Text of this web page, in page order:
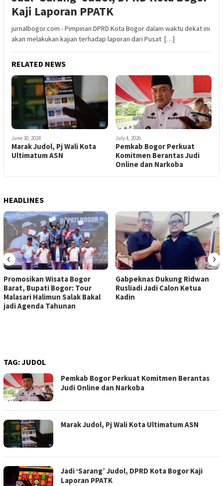
Kaji Laporan PPATK
jurnalbogor.com - Pimpinan DPRD Kota Bogor dalam waktu dekat ini
akan melakukan kajian terhadap laporan dari Pusat […]
RELATED NEWS
June 30, 2024
Marak Judol, Pj Wali Kota
Ultimatum ASN
July 4, 2026
Pemkab Bogor Perkuat
Komitmen Berantas Judi
Online dan Narkoba
HEADLINES
Promosikan Wisata Bogor
Barat, Bupati Bogor: Tour
Malasari Halimun Salak Bakal
jadi Agenda Tahunan
Gabpeknas Dukung Ridwan
Rusliadi Jadi Calon Ketua
Kadin
‹ ›
TAG:JUDOL
Pemkab Bogor Perkuat Komitmen Berantas
Judi Online dan Narkoba
Marak Judol, Pj Wali Kota Ultimatum ASN
Jadi ‘Sarang’ Judol, DPRD Kota Bogor Kaji
Laporan PPATK